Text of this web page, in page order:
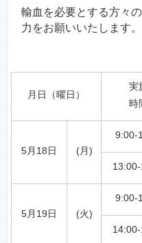
輸血を必要とする方々
力をお願いいたします。
月日（曜日）
実
時
5月18日 (月)
9:00-
5月19日 (火)
9:00-